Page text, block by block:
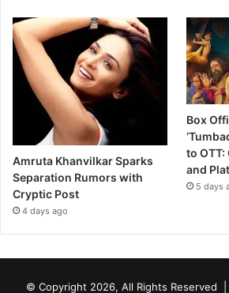
Amruta Khanvilkar Sparks
Separation Rumors with
Cryptic Post
4 days ago
Box
to OTT:
and
5 days
© Copyright 2026, All Rights Reserved |